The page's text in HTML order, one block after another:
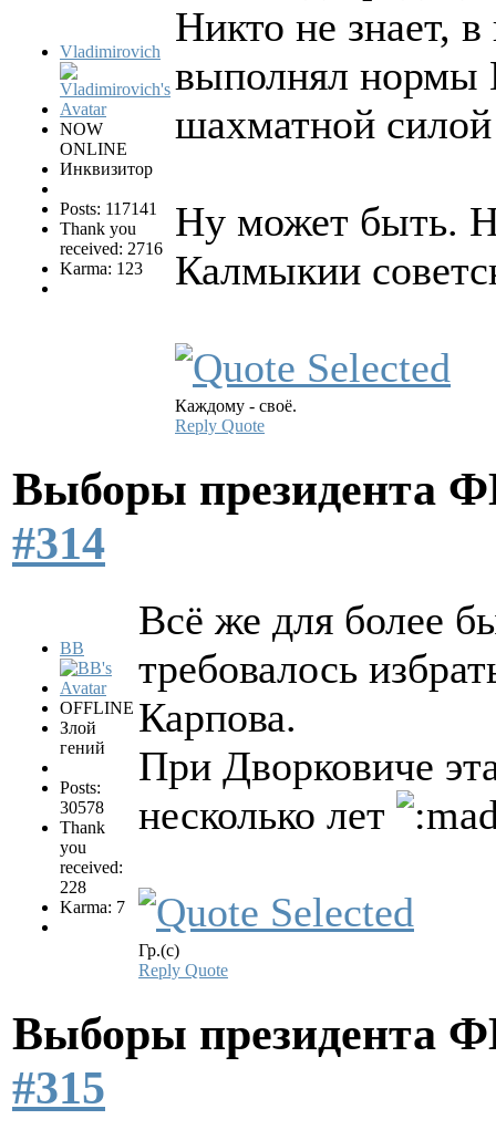
Vladimirovich
NOW
ONLINE
Инквизитор
Posts: 117141
Thank you
received: 2716
Karma: 123
Никто не знает,
выполнял нормы
шахматной
Ну может быть.
Калмыкии
Каждому - своё.
Reply Quote
Выборы президента
#314
BB
OFFLINE
Злой
гений
Posts:
30578
Thank
you
received:
228
Karma: 7
Всё же для более
требовалось
Карпова.
При Дворковиче
несколько лет
Гр.(с)
Reply Quote
Выборы президента
#315